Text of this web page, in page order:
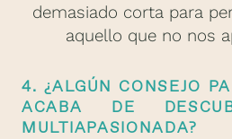
demasiado corta para
aquello que no nos
4. ¿ALGÚN CONSEJO
ACABA DE
MULTIAPASIONADA?